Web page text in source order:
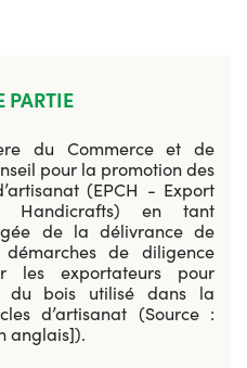
PARTIE
du Commerce et de
pour la promotion des
(EPCH - Export
Handicrafts) en tant
de la délivrance de
de diligence
les exportateurs pour
du bois utilisé dans la
d’artisanat (Source :
anglais]).